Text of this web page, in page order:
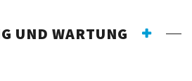
UND WARTUNG